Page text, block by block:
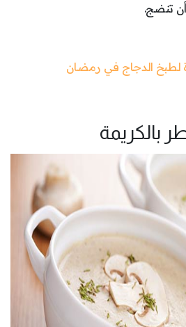
أن تنضج.
الدجاج في رمضان
بالكريمة